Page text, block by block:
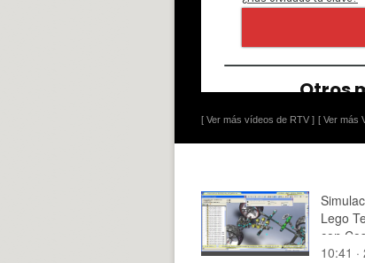
[ Ver más vídeos de RTV ] [ Ver más
Lego
con
24 de
10:41 ·